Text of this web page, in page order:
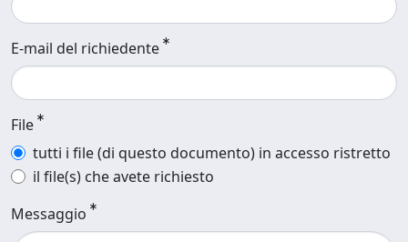
E-mail del richiedente
File
tutti i file (di questo documento) in accesso ristretto
il file(s) che avete richiesto
Messaggio